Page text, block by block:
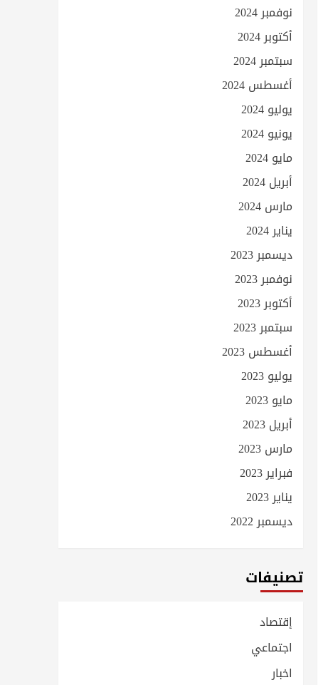
نوفمبر 2024
أكتوبر 2024
سبتمبر 2024
أغسطس 2024
يوليو 2024
يونيو 2024
مايو 2024
أبريل 2024
مارس 2024
يناير 2024
ديسمبر 2023
نوفمبر 2023
أكتوبر 2023
سبتمبر 2023
أغسطس 2023
يوليو 2023
مايو 2023
أبريل 2023
مارس 2023
فبراير 2023
يناير 2023
ديسمبر 2022
تصنيفات
إقتصاد
اجتماعي
اخبار